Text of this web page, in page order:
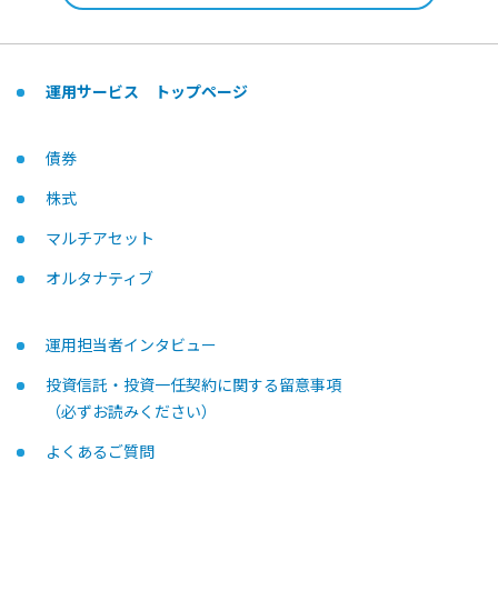
運用サービス トップページ
債券
株式
マルチアセット
オルタナティブ
運用担当者インタビュー
投資信託・投資一任契約に関する留意事項
（必ずお読みください）
よくあるご質問